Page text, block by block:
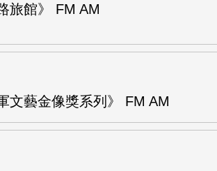
旅館》 FM AM
文藝金像獎系列》 FM AM